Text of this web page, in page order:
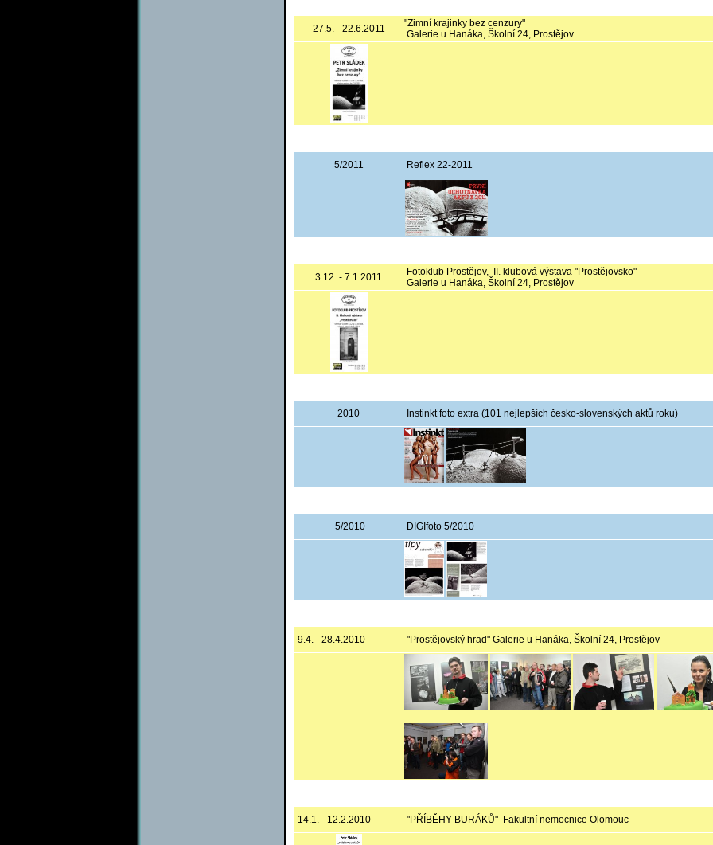
27.5. - 22.6.2011
"Zimní krajinky bez cenzury"
Galerie u Hanáka, Školní 24, Prostějov
5/2011 Reflex 22-2011
3.12. - 7.1.2011
Fotoklub Prostějov, II. klubová výstava "Prostějovsko"
Galerie u Hanáka, Školní 24, Prostějov
2010 Instinkt foto extra (101 nejlepších česko-slovenských aktů roku)
5/2010 DIGIfoto 5/2010
9.4. - 28.4.2010 "Prostějovský hrad" Galerie u Hanáka, Školní 24, Prostějov
14.1. - 12.2.2010 "PŘÍBĚHY BURÁKŮ" Fakultní nemocnice Olomouc